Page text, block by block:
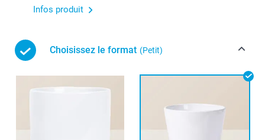
Infos produit
Choisissez le format (Petit)